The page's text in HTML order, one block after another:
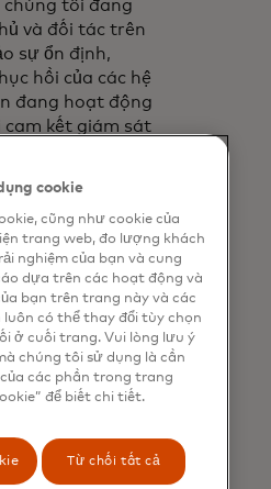
tôi đang
và đối tác trên
sự ổn định,
hồi của các hệ
đang hoạt động
kết giám sát
chóng với
mối đe dọa này
môi trường
cookie
cũng như cookie của
trang web, đo lượng khách
nghiệm của bạn và cung
dựa trên các hoạt động và
bạn trên trang này và các
có thể thay đổi tùy chọn
ở cuối trang. Vui lòng lưu ý
chúng tôi sử dụng là cần
các phần trong trang
để biết chi tiết.
Từ chối tất cả